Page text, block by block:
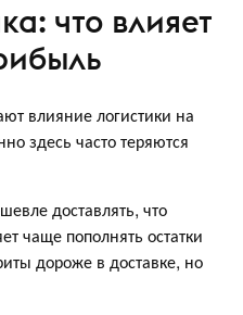
что влияет
влияние логистики на
здесь часто теряются
доставлять, что
чаще пополнять остатки
дороже в доставке, но